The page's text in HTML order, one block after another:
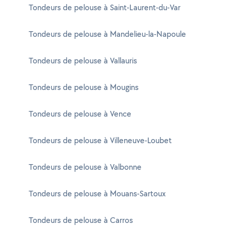
Tondeurs de pelouse à Saint-Laurent-du-Var
Tondeurs de pelouse à Mandelieu-la-Napoule
Tondeurs de pelouse à Vallauris
Tondeurs de pelouse à Mougins
Tondeurs de pelouse à Vence
Tondeurs de pelouse à Villeneuve-Loubet
Tondeurs de pelouse à Valbonne
Tondeurs de pelouse à Mouans-Sartoux
Tondeurs de pelouse à Carros